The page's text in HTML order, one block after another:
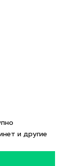
и другие